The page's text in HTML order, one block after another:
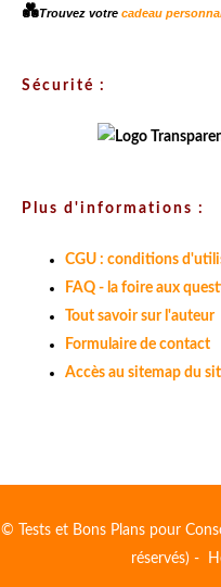
💑Trouvez votre cadeau
Sécurité :
Plus d'informations :
CGU : conditions
FAQ - la foire aux
Tout savoir sur l'auteur
Formulaire de contact
Accès au sitemap du
© Tests et Bons Plans pour
réservés) -